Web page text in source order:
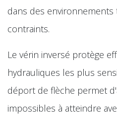
dans des
contraints.
Le vérin inversé protège
hydrauliques les plus
déport de flèche permet
impossibles à atteindre